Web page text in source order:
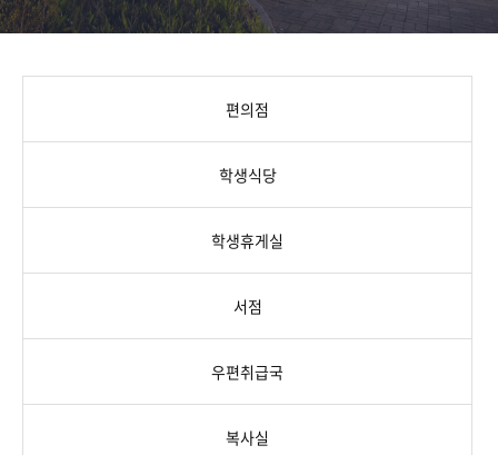
편의점
학생식당
학생휴게실
서점
우편취급국
복사실